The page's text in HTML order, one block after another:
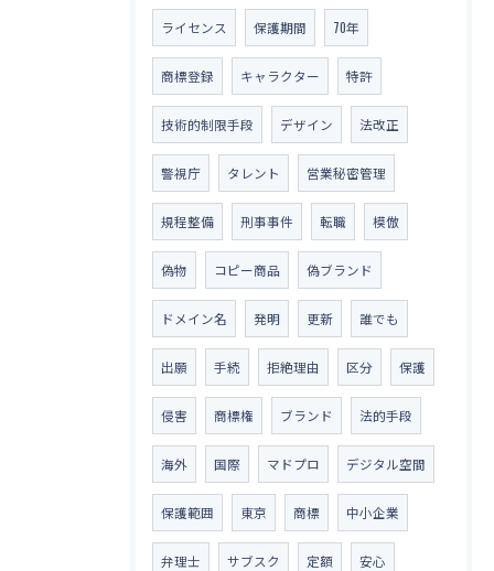
ライセンス 保護期間 70年
商標登録 キャラクター 特許
技術的制限手段 デザイン 法改正
警視庁 タレント 営業秘密管理
規程整備 刑事事件 転職 模倣
偽物 コピー商品 偽ブランド
ドメイン名 発明 更新 誰でも
出願 手続 拒絶理由 区分 保護
侵害 商標権 ブランド 法的手段
海外 国際 マドプロ デジタル空間
保護範囲 東京 商標 中小企業
弁理士 サブスク 定額 安心